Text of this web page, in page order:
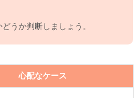
うか判断しましょう。
心配なケース